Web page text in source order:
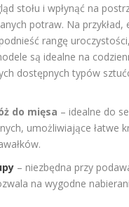
stołu i wpłynąć na
potraw. Na przykład,
rangę
są idealne na
dostępnych typów
do mięsa – idealne do
umożliwiające łatwe
– niezbędna przy
na wygodne